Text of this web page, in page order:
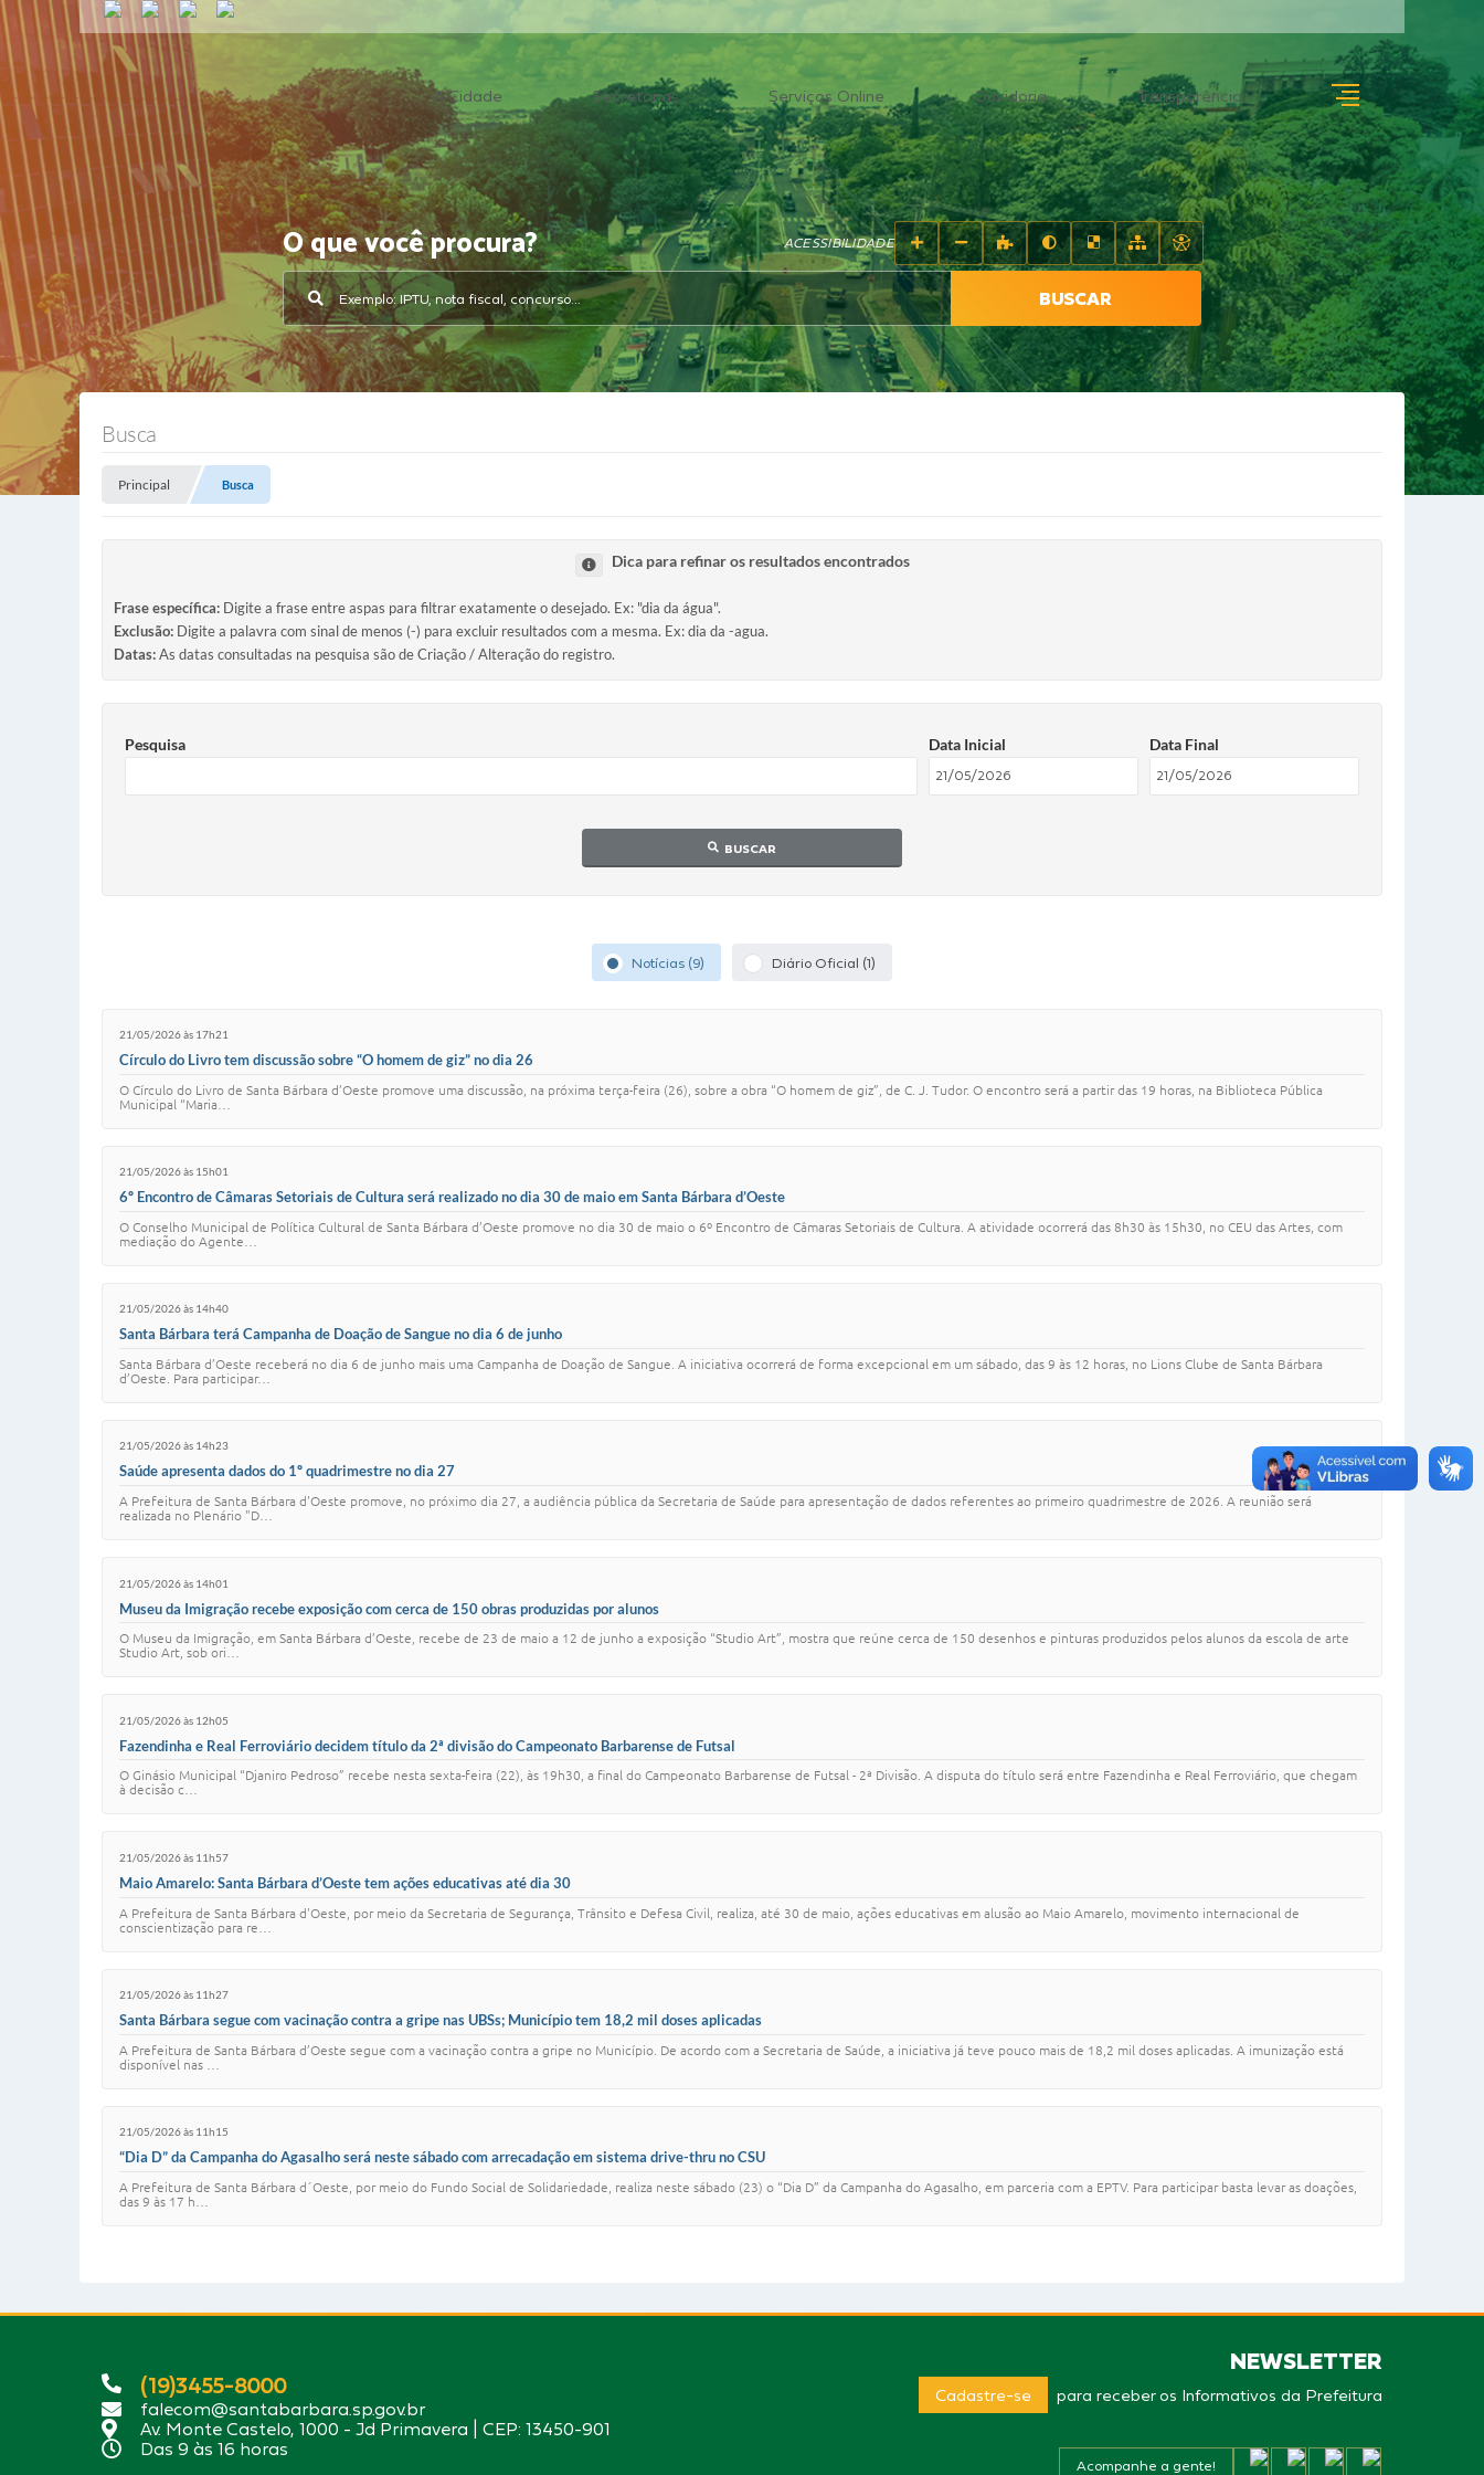
A Cidade Secretarias Serviços Online Ouvidoria Transparência
O que você procura?
BUSCAR
ACESSIBILIDADE
Busca
Principal Busca
Dica para refinar os resultados encontrados
Frase específica: Digite a frase entre aspas para filtrar exatamente o desejado. Ex: "dia da água".
Exclusão: Digite a palavra com sinal de menos (-) para excluir resultados com a mesma. Ex: dia da -agua.
Datas:As datas consultadas na pesquisa são de Criação / Alteração do registro.
Pesquisa Data Inicial Data Final
BUSCAR
Notícias (9) Diário Oficial (1)
21/05/2026 às 17h21
Círculo do Livro tem discussão sobre “O homem de giz” no dia 26
O Círculo do Livro de Santa Bárbara d’Oeste promove uma discussão, na próxima terça-feira (26), sobre a obra “O homem de giz”, de C. J. Tudor. O encontro será a partir das 19 horas, na Biblioteca Pública
Municipal “Maria…
21/05/2026 às 15h01
6º Encontro de Câmaras Setoriais de Cultura será realizado no dia 30 de maio em Santa Bárbara d’Oeste
O Conselho Municipal de Política Cultural de Santa Bárbara d’Oeste promove no dia 30 de maio o 6º Encontro de Câmaras Setoriais de Cultura. A atividade ocorrerá das 8h30 às 15h30, no CEU das Artes, com
mediação do Agente…
21/05/2026 às 14h40
Santa Bárbara terá Campanha de Doação de Sangue no dia 6 de junho
Santa Bárbara d’Oeste receberá no dia 6 de junho mais uma Campanha de Doação de Sangue. A iniciativa ocorrerá de forma excepcional em um sábado, das 9 às 12 horas, no Lions Clube de Santa Bárbara
d’Oeste. Para participar…
21/05/2026 às 14h23
Saúde apresenta dados do 1º quadrimestre no dia 27
A Prefeitura de Santa Bárbara d'Oeste promove, no próximo dia 27, a audiência pública da Secretaria de Saúde para apresentação de dados referentes ao primeiro quadrimestre de 2026. A reunião será
realizada no Plenário "D…
21/05/2026 às 14h01
Museu da Imigração recebe exposição com cerca de 150 obras produzidas por alunos
O Museu da Imigração, em Santa Bárbara d’Oeste, recebe de 23 de maio a 12 de junho a exposição “Studio Art”, mostra que reúne cerca de 150 desenhos e pinturas produzidos pelos alunos da escola de arte
Studio Art, sob ori…
21/05/2026 às 12h05
Fazendinha e Real Ferroviário decidem título da 2ª divisão do Campeonato Barbarense de Futsal
O Ginásio Municipal “Djaniro Pedroso” recebe nesta sexta-feira (22), às 19h30, a final do Campeonato Barbarense de Futsal - 2ª Divisão. A disputa do título será entre Fazendinha e Real Ferroviário, que chegam
à decisão c…
21/05/2026 às 11h57
Maio Amarelo: Santa Bárbara d’Oeste tem ações educativas até dia 30
A Prefeitura de Santa Bárbara d'Oeste, por meio da Secretaria de Segurança, Trânsito e Defesa Civil, realiza, até 30 de maio, ações educativas em alusão ao Maio Amarelo, movimento internacional de
conscientização para re…
21/05/2026 às 11h27
Santa Bárbara segue com vacinação contra a gripe nas UBSs; Município tem 18,2 mil doses aplicadas
A Prefeitura de Santa Bárbara d’Oeste segue com a vacinação contra a gripe no Município. De acordo com a Secretaria de Saúde, a iniciativa já teve pouco mais de 18,2 mil doses aplicadas. A imunização está
disponível nas …
21/05/2026 às 11h15
“Dia D” da Campanha do Agasalho será neste sábado com arrecadação em sistema drive-thru no CSU
A Prefeitura de Santa Bárbara d´Oeste, por meio do Fundo Social de Solidariedade, realiza neste sábado (23) o “Dia D” da Campanha do Agasalho, em parceria com a EPTV. Para participar basta levar as doações,
das 9 às 17 h…
(19)3455-8000
falecom@santabarbara.sp.gov.br
Av. Monte Castelo, 1000 - Jd Primavera | CEP: 13450-901
Das 9 às 16 horas
NEWSLETTER
Cadastre-se para receber os Informativos da Prefeitura
Acompanhe a gente!